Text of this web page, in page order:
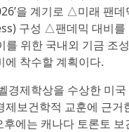
을 계기로 △미래 팬
구성 △팬데믹 대비를
위한 국내외 기금 조성
착수할 계획이다.
경제학상을 수상한 미
보건학적 교훈에 근
에는 캐나다 토론토